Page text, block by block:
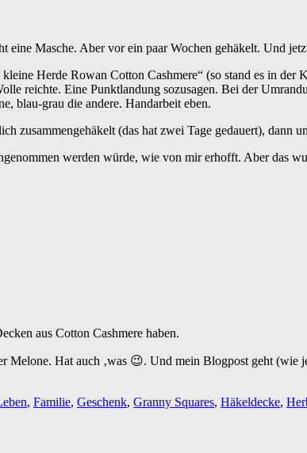
Masche. Aber vor ein paar Wochen gehäkelt. Und
Herde Rowan Cotton Cashmere“ (so stand es in der
reichte. Eine Punktlandung sozusagen. Bei der
blau-grau die andere. Handarbeit eben.
zusammengehäkelt (das hat zwei Tage gedauert),
werden würde, wie von mir erhofft. Aber das
aus Cotton Cashmere haben.
Hat auch ‚was 😉. Und mein Blogpost geht (wie
, Familie, Geschenk, Granny Squares, Häkeldecke,